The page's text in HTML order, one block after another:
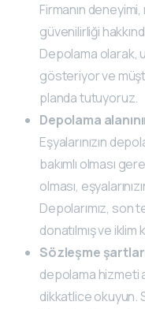
Firmanın
güvenilirliği
Depolama olarak,
gösteriyor ve
planda tutuyoruz.
Depolama
Eşyalarınızın
bakımlı olması
olması,
Depolarımız, son
donatılmış ve
Sözleşme
depolama hizmeti
dikkatlice okuyun.